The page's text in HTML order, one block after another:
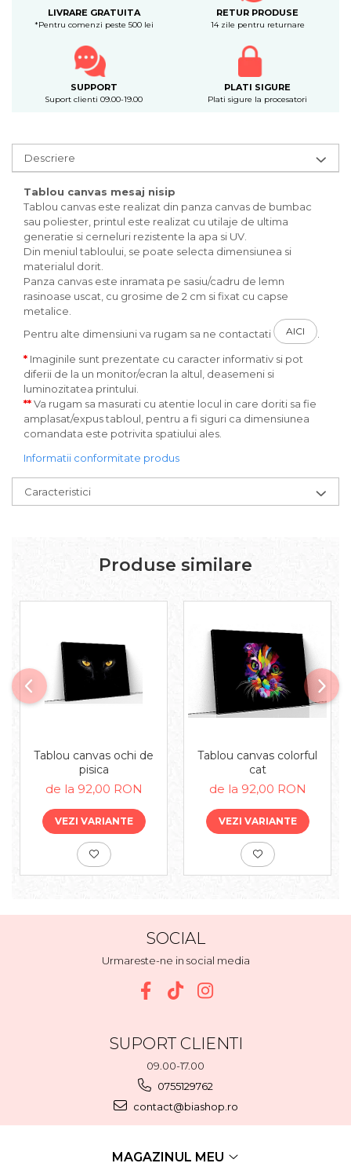
LIVRARE GRATUITA
*Pentru comenzi peste 500 lei
RETUR PRODUSE
14 zile pentru returnare
SUPPORT
Suport clienti 09.00-19.00
PLATI SIGURE
Plati sigure la procesatori
Descriere
Tablou canvas mesaj nisip
Tablou canvas este realizat din panza canvas de bumbac
sau poliester, printul este realizat cu utilaje de ultima
generatie si cerneluri rezistente la apa si UV.
Din meniul tabloului, se poate selecta dimensiunea si
materialul dorit.
Panza canvas este inramata pe sasiu/cadru de lemn
rasinoase uscat, cu grosime de 2 cm si fixat cu capse
metalice.
Pentru alte dimensiuni va rugam sa ne contactati
AICI
.
* Imaginile sunt prezentate cu caracter informativ si pot
diferii de la un monitor/ecran la altul, deasemeni si
luminozitatea printului.
**Va rugam sa masurati cu atentie locul in care doriti sa fie
amplasat/expus tabloul, pentru a fi siguri ca dimensiunea
comandata este potrivita spatiului ales.
Informatii conformitate produs
Caracteristici
Produse similare
Tablou canvas ochi de
pisica
de la 92,00 RON
VEZI VARIANTE
Tablou canvas colorful
cat
de la 92,00 RON
VEZI VARIANTE
SOCIAL
Urmareste-ne in social media
SUPORT CLIENTI
09.00-17.00
0755129762
contact@biashop.ro
MAGAZINUL MEU